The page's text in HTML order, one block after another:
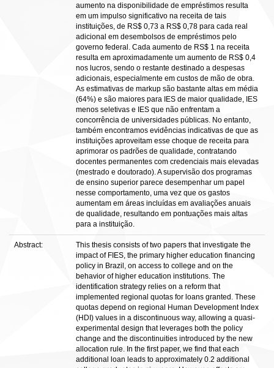
aumento na disponibilidade de empréstimos resulta
em um impulso significativo na receita de tais
instituições, de RS$ 0,73 a RS$ 0,78 para cada real
adicional em desembolsos de empréstimos pelo
governo federal. Cada aumento de RS$ 1 na receita
resulta em aproximadamente um aumento de RS$ 0,4
nos lucros, sendo o restante destinado a despesas
adicionais, especialmente em custos de mão de obra.
As estimativas de markup são bastante altas em média
(64%) e são maiores para IES de maior qualidade, IES
menos seletivas e IES que não enfrentam a
concorrência de universidades públicas. No entanto,
também encontramos evidências indicativas de que as
instituições aproveitam esse choque de receita para
aprimorar os padrões de qualidade, contratando
docentes permanentes com credenciais mais elevadas
(mestrado e doutorado). A supervisão dos programas
de ensino superior parece desempenhar um papel
nesse comportamento, uma vez que os gastos
aumentam em áreas incluídas em avaliações anuais
de qualidade, resultando em pontuações mais altas
para a instituição.
Abstract:
This thesis consists of two papers that investigate the
impact of FIES, the primary higher education financing
policy in Brazil, on access to college and on the
behavior of higher education institutions. The
identification strategy relies on a reform that
implemented regional quotas for loans granted. These
quotas depend on regional Human Development Index
(HDI) values in a discontinuous way, allowing a quasi-
experimental design that leverages both the policy
change and the discontinuities introduced by the new
allocation rule. In the first paper, we find that each
additional loan leads to approximately 0.2 additional